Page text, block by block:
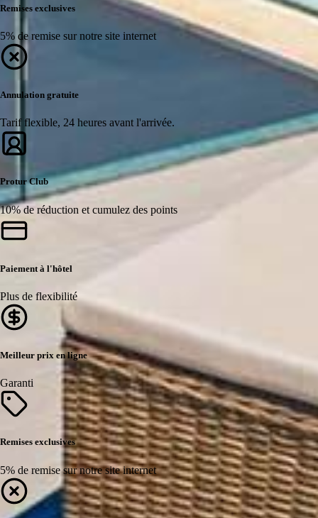
Remises exclusives
5% de remise sur notre site internet
Annulation gratuite
Tarif flexible, 24 heures avant l'arrivée.
Protur Club
10% de réduction et cumulez des points
Paiement à l'hôtel
Plus de flexibilité
Meilleur prix en ligne
Garanti
Remises exclusives
5% de remise sur notre site internet